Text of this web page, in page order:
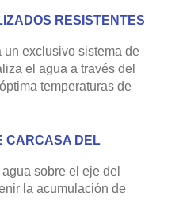
RESISTENTES
un exclusivo sistema de
el agua a través del
temperaturas de
CARCASA DEL
sobre el eje del
la acumulación de